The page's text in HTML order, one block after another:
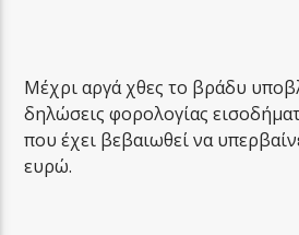
Μέχρι αργά χθες το βράδυ
δηλώσεις φορολογίας
που έχει βεβαιωθεί να
ευρώ.